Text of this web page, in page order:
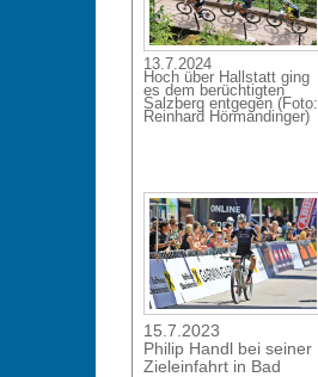
13.7.2024
Hoch über Hallstatt ging
es dem berüchtigten
Salzberg entgegen (Foto:
Reinhard Hörmandinger)
15.7.2023
Philip Handl bei seiner
Zieleinfahrt in Bad